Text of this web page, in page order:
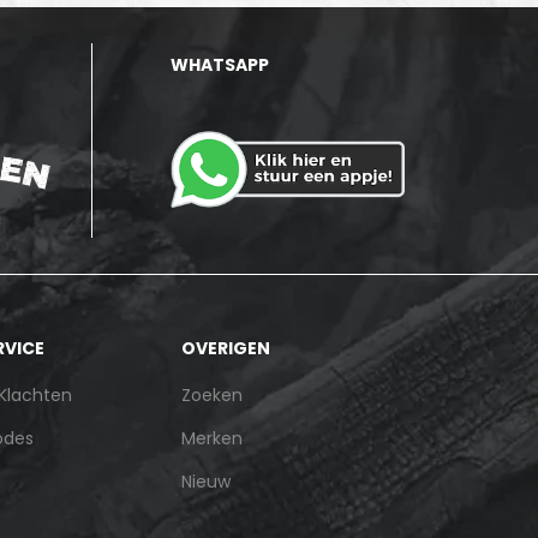
WHATSAPP
OVERIGEN
Zoeken
Merken
Nieuw